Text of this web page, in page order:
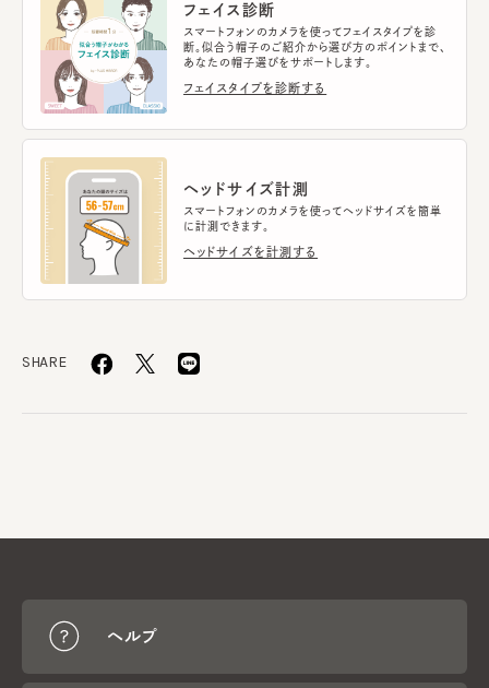
フェイス診断
スマートフォンのカメラを使ってフェイスタイプを診
断。似合う帽子のご紹介から選び方のポイントまで、
あなたの帽子選びをサポートします。
フェイスタイプを診断する
ヘッドサイズ計測
スマートフォンのカメラを使ってヘッドサイズを簡単
に計測できます。
ヘッドサイズを計測する
SHARE
ヘルプ